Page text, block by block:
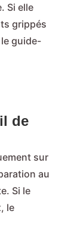
Si elle
grippés
guide-
de
sur
au
Si le
le